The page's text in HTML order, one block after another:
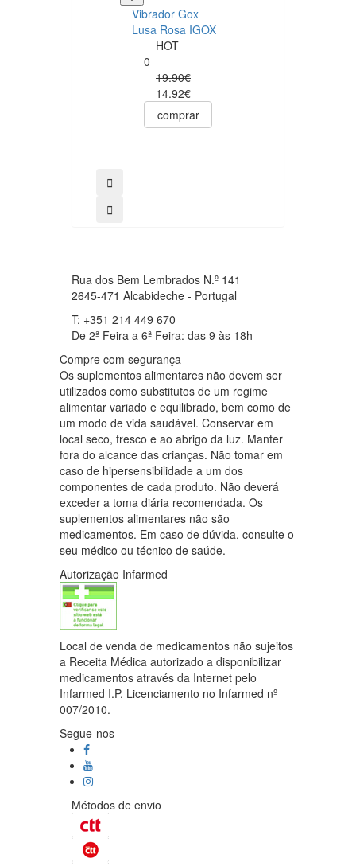
Vibrador Gox
Lusa Rosa IGOX
HOT
0
19.90€
14.92€
comprar
Rua dos Bem Lembrados N.º 141
2645-471 Alcabideche - Portugal
T: +351 214 449 670
De 2ª Feira a 6ª Feira: das 9 às 18h
Compre com segurança
Os suplementos alimentares não devem ser
utilizados como substitutos de um regime
alimentar variado e equilibrado, bem como de
um modo de vida saudável. Conservar em
local seco, fresco e ao abrigo da luz. Manter
fora do alcance das crianças. Não tomar em
caso de hipersensibilidade a um dos
componentes de cada produto. Não deverá
exceder a toma diária recomendada. Os
suplementos alimentares não são
medicamentos. Em caso de dúvida, consulte o
seu médico ou técnico de saúde.
Autorização Infarmed
Local de venda de medicamentos não sujeitos
a Receita Médica autorizado a disponibilizar
medicamentos através da Internet pelo
Infarmed I.P. Licenciamento no Infarmed nº
007/2010.
Segue-nos
Métodos de envio